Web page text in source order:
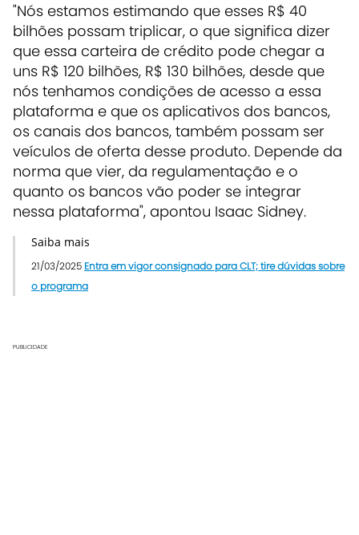
"Nós estamos estimando que esses R$ 40
bilhões possam triplicar, o que significa dizer
que essa carteira de crédito pode chegar a
uns R$ 120 bilhões, R$ 130 bilhões, desde que
nós tenhamos condições de acesso a essa
plataforma e que os aplicativos dos bancos,
os canais dos bancos, também possam ser
veículos de oferta desse produto. Depende da
norma que vier, da regulamentação e o
quanto os bancos vão poder se integrar
nessa plataforma", apontou Isaac Sidney.
Saiba mais
21/03/2025 Entra em vigor consignado para CLT; tire dúvidas sobre
o programa
PUBLICIDADE